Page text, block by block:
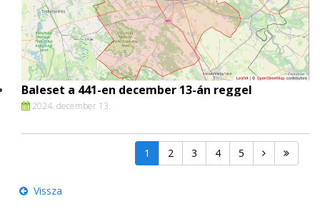
Baleset a 441-en december 13-án reggel
2024. december 13.
1 2 3 4 5
Vissza